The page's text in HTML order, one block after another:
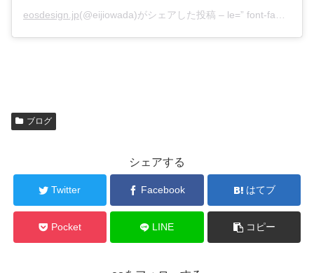
eosdesign.jp(@eijiowada)がシェアした投稿 – le=” font-family:Arial,sans-serif; font-size:14px; line-height:17px;” datetime=”2020-10-11T21:46:35+00:00″>2020年Oct月11日pm2時46分PDT
ブログ
シェアする
Twitter Facebook はてブ
Pocket LINE コピー